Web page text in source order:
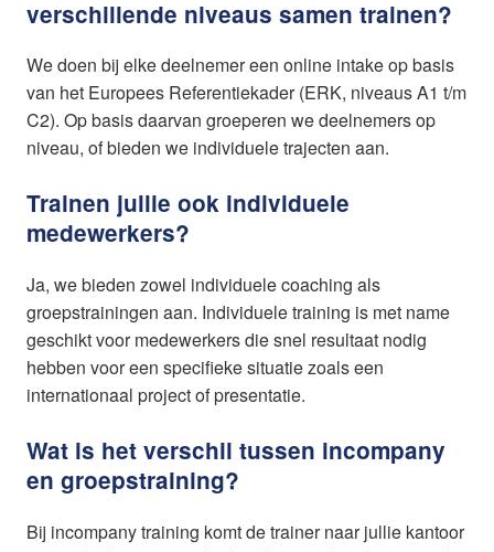
verschillende niveaus samen trainen?
We doen bij elke deelnemer een online intake op basis
van het Europees Referentiekader (ERK, niveaus A1 t/m
C2). Op basis daarvan groeperen we deelnemers op
niveau, of bieden we individuele trajecten aan.
Trainen jullie ook individuele
medewerkers?
Ja, we bieden zowel individuele coaching als
groepstrainingen aan. Individuele training is met name
geschikt voor medewerkers die snel resultaat nodig
hebben voor een specifieke situatie zoals een
internationaal project of presentatie.
Wat is het verschil tussen incompany
en groepstraining?
Bij incompany training komt de trainer naar jullie kantoor